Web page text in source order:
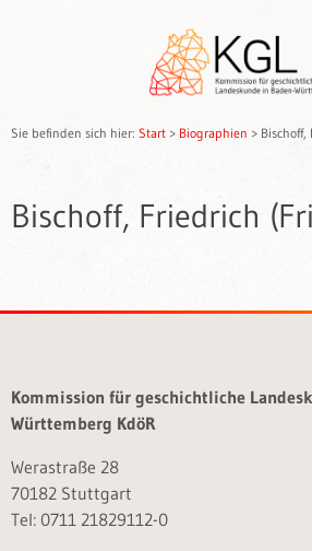
Sie befinden sich hier: Start > Biographien > Bischoff,
Bischoff, Friedrich
Kommission für geschichtliche
Württemberg KdöR
Werastraße 28
70182 Stuttgart
Tel: 0711 21829112-0